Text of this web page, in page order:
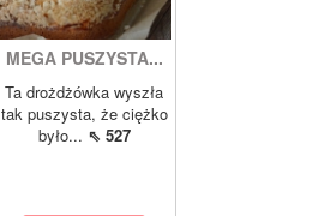
MEGA PUSZYSTA...
Ta drożdżówka wyszła
tak puszysta, że ciężko
było... ⇖ 527